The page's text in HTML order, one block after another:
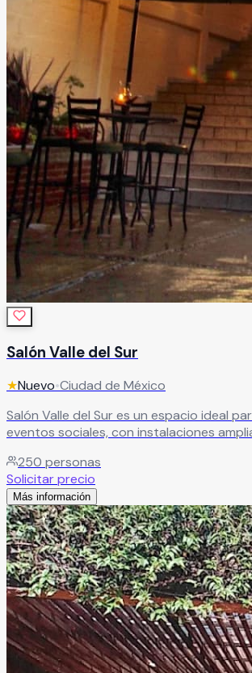
Salón Valle del Sur
★Nuevo•Ciudad de México
Salón Valle del Sur es un espacio ideal
eventos sociales, con instalaciones
calidad, servicio y excelente relación
Tiene capacidad para banquetes de 50 a
además de contar con camerino para
fumadores, estacionamiento amplio y
en sanitarios.Leer más
250 personas
Solicitar precio
Más información